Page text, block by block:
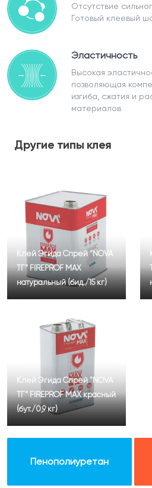
Отсутствие
Готовый клеевый
Эластичность
Высокая
позволяющая
изгиба, сжатия и
материалов
Другие типы клея
Клей Эгида Спрей "NOVA
ТГ" FIREPROF MAX
натуральный (бид./15 кг)
Клей Эгида Спрей "NOVA
ТГ" FIREPROF MAX красный
(бут./0,9 кг)
Пенополиуретан